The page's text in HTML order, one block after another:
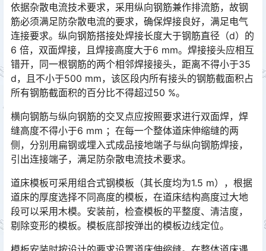
依据杂散电流技术要求，采用纵向钢筋兼作排流筋，故钢
筋必须满足防杂散电流的要求，确保焊接良好，满足电气
连接要求。纵向钢筋搭接处焊接长度大于钢筋直径（d）的
6 倍，双面焊接，且焊接高度大于6 mm。焊接接头应相互
错开，同一根钢筋的两个相邻焊接接头，距离不得小于35
d，且不小于500 mm，该区段内所有接头的钢筋截面积占
所有钢筋截面积的百分比不得超过50 %。󠅅󠅃󠄵󠅂󠄪󠇖󠆨󠆨󠇕󠆞󠆒󠅬󠇘󠆭󠆘󠇙󠆝󠅵󠇗󠆭󠆁󠄐󠇗󠅹󠅸󠇖󠆍󠅳󠇖󠅹󠅰󠇖󠆌󠅹
横向钢筋与纵向钢筋的交叉点应按照要求进行双面焊，焊
缝高度不得小于6 mm ；在每一个整体道床伸缩缝的两
侧，分别用扁钢或埋入式成品接地端子与纵向钢筋焊接，
引出连接端子，满足防杂散电流技术要求。󠅅󠅃󠄵󠅂󠄪󠇖󠆨󠆨󠇕󠆞󠆒󠅬󠇘󠆭󠆘󠇙󠆝󠅵󠇗󠆭󠆁󠄐󠇗󠅹󠅸󠇖󠆍󠅳󠇖󠅹󠅰󠇖󠆌󠅹
道床模板可采用组合式钢模板（其长度均为1.5 m），根据
道床的厚度选择不同高度的模板，在道床结构高度过大地
段可以采用木模。安装前，检查模板的平整度、清洁度，
剔除变形的模板。模板底部按弹出的模板边线定位。󠅅󠅃󠄵󠅂󠄪󠇖󠆨󠆨󠇕󠆞󠆒󠅬󠇘󠆭󠆘󠇙󠆝󠅵󠇗󠆭󠆁󠄐󠇗󠅹󠅸󠇖󠆍󠅳󠇖󠅹󠅰󠇖󠆌󠅹